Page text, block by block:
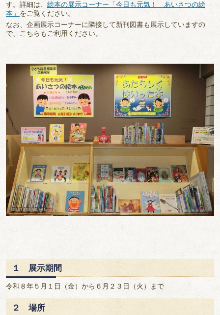
す。詳細は、 絵本の展示コーナー「今日も元気！ あいさつの絵
本」 をご覧ください。
なお、企画展示コーナーに隣接して新刊図書も展示していますの
で、こちらもご利用ください。
１ 展示期間
令和８年５月１日（金）から６月２３日（火）まで
２ 場所